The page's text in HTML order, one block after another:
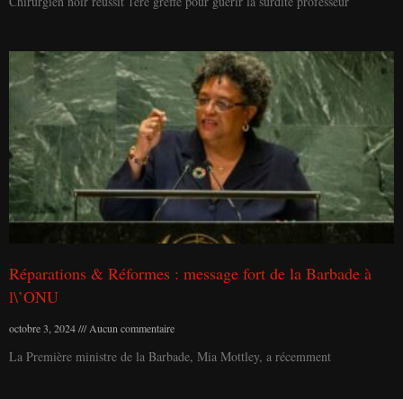
Réparations & Réformes : message fort de la Barbade à
l\’ONU
octobre 3, 2024 Aucun commentaire
La Première ministre de la Barbade, Mia Mottley, a récemment